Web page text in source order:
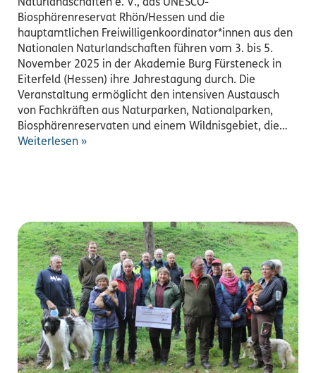
Naturlandschaften e. V., das UNESCO-
Biosphärenreservat Rhön/Hessen und die
hauptamtlichen Freiwilligenkoordinator*innen aus den
Nationalen Naturlandschaften führen vom 3. bis 5.
November 2025 in der Akademie Burg Fürsteneck in
Eiterfeld (Hessen) ihre Jahrestagung durch. Die
Veranstaltung ermöglicht den intensiven Austausch
von Fachkräften aus Naturparken, Nationalparken,
Biosphärenreservaten und einem Wildnisgebiet, die…
Weiterlesen »